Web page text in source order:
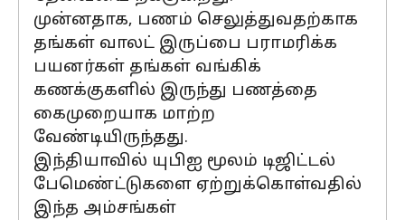
முன்னதாக, பணம் செலுத்துவதற்காக
தங்கள் வாலட் இருப்பை பராமரிக்க
பயனர்கள் தங்கள் வங்கிக்
கணக்குகளில் இருந்து பணத்தை
கைமுறையாக மாற்ற
வேண்டியிருந்தது.
இந்தியாவில் யுபிஐ மூலம் டிஜிட்டல்
பேமெண்ட்டுகளை ஏற்றுக்கொள்வதில்
இந்த அம்சங்கள்